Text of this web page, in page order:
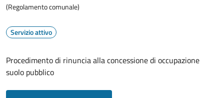
(Regolamento comunale)
Servizio attivo
Procedimento di rinuncia alla concessione di occupazione
suolo pubblico